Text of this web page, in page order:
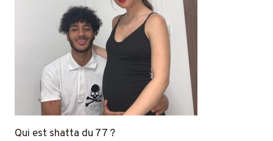
Qui est shatta du 77 ?